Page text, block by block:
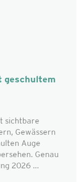
geschultem
sichtbare
Gewässern
Auge
Genau
2026 ...